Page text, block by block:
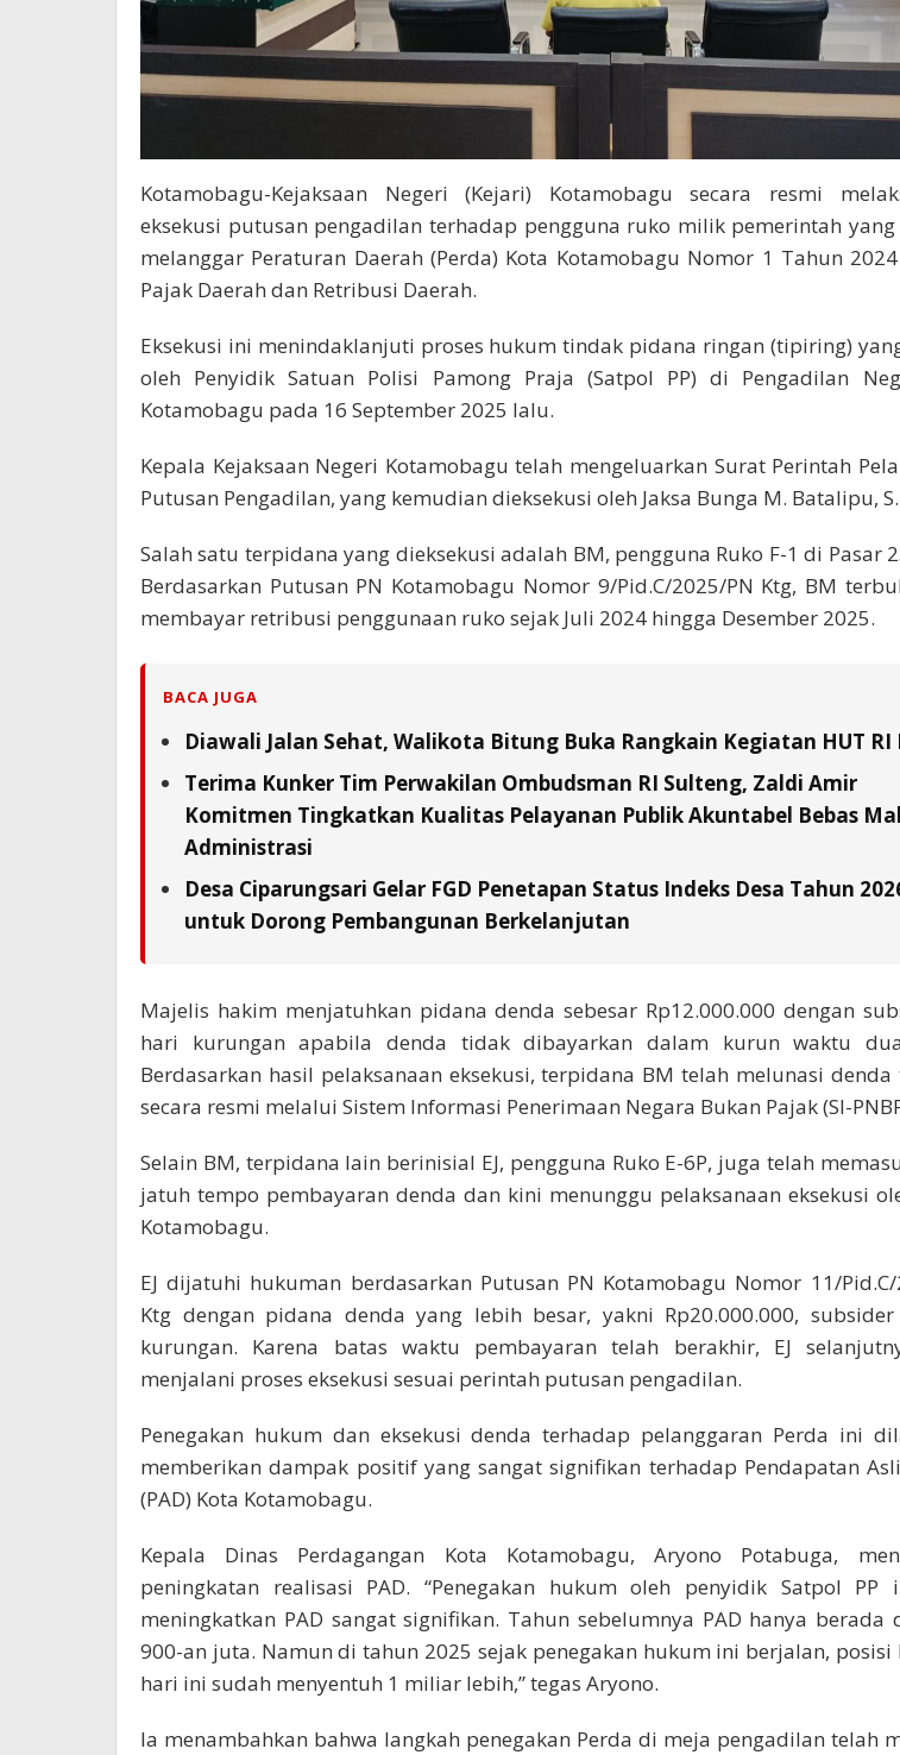
Kotamobagu-Kejaksaan Negeri (Kejari) Kotamobagu secara resmi
eksekusi putusan pengadilan terhadap pengguna ruko milik pemerintah
melanggar Peraturan Daerah (Perda) Kota Kotamobagu Nomor 1 Tahun
Pajak Daerah dan Retribusi Daerah.
Eksekusi ini menindaklanjuti proses hukum tindak pidana ringan (tipiring)
oleh Penyidik Satuan Polisi Pamong Praja (Satpol PP) di Pengadilan
Kotamobagu pada 16 September 2025 lalu.
Kepala Kejaksaan Negeri Kotamobagu telah mengeluarkan Surat Perintah
Putusan Pengadilan, yang kemudian dieksekusi oleh Jaksa Bunga M. Batalipu,
Salah satu terpidana yang dieksekusi adalah BM, pengguna Ruko F-1 di Pasar
Berdasarkan Putusan PN Kotamobagu Nomor 9/Pid.C/2025/PN Ktg, BM
membayar retribusi penggunaan ruko sejak Juli 2024 hingga Desember 2025.
BACA JUGA
Diawali Jalan Sehat, Walikota Bitung Buka Rangkain Kegiatan HUT RI
Terima Kunker Tim Perwakilan Ombudsman RI Sulteng, Zaldi Amir
Komitmen Tingkatkan Kualitas Pelayanan Publik Akuntabel Bebas Mal
Administrasi
Desa Ciparungsari Gelar FGD Penetapan Status Indeks Desa Tahun
untuk Dorong Pembangunan Berkelanjutan
Majelis hakim menjatuhkan pidana denda sebesar Rp12.000.000 dengan
hari kurungan apabila denda tidak dibayarkan dalam kurun waktu
Berdasarkan hasil pelaksanaan eksekusi, terpidana BM telah melunasi denda
secara resmi melalui Sistem Informasi Penerimaan Negara Bukan Pajak (SI-
Selain BM, terpidana lain berinisial EJ, pengguna Ruko E-6P, juga telah
jatuh tempo pembayaran denda dan kini menunggu pelaksanaan eksekusi
Kotamobagu.
EJ dijatuhi hukuman berdasarkan Putusan PN Kotamobagu Nomor 11/Pid.C/
Ktg dengan pidana denda yang lebih besar, yakni Rp20.000.000,
kurungan. Karena batas waktu pembayaran telah berakhir, EJ
menjalani proses eksekusi sesuai perintah putusan pengadilan.
Penegakan hukum dan eksekusi denda terhadap pelanggaran Perda ini
memberikan dampak positif yang sangat signifikan terhadap Pendapatan
(PAD) Kota Kotamobagu.
Kepala Dinas Perdagangan Kota Kotamobagu, Aryono Potabuga,
peningkatan realisasi PAD. “Penegakan hukum oleh penyidik Satpol PP
meningkatkan PAD sangat signifikan. Tahun sebelumnya PAD hanya berada
900-an juta. Namun di tahun 2025 sejak penegakan hukum ini berjalan, posisi
hari ini sudah menyentuh 1 miliar lebih,” tegas Aryono.
Ia menambahkan bahwa langkah penegakan Perda di meja pengadilan telah